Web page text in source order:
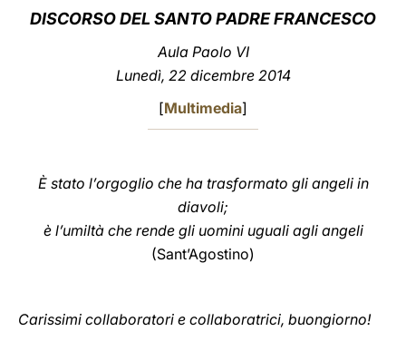
DISCORSO DEL SANTO PADRE FRANCESCO
Aula Paolo VI
Lunedì, 22 dicembre 2014
[Multimedia]
È stato l’orgoglio che ha trasformato gli angeli in
diavoli;
è l’umiltà che rende gli uomini uguali agli angeli
(Sant’Agostino)
Carissimi collaboratori e collaboratrici, buongiorno!